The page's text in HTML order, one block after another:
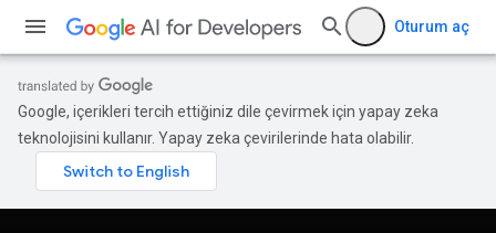
Oturum aç
Google, içerikleri tercih ettiğiniz dile çevirmek için yapay zeka
teknolojisini kullanır. Yapay zeka çevirilerinde hata olabilir.